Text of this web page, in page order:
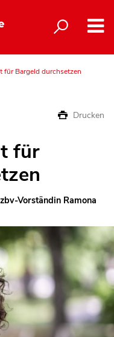
für Bargeld durchsetzen
Drucken
für
Vorständin Ramona